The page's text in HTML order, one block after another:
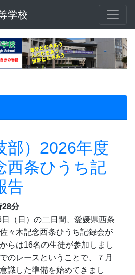
学校
部）2026年度
西条ひうち記
告
28分
（日）の二日間、愛媛県西条
々木記念西条ひうち記録会が
らは16名の生徒が参加しまし
のレースということで、７月
識した準備を始めてきまし